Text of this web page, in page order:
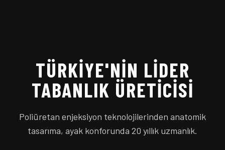
TÜRKIYE'NIN LIDER
TABANLIK ÜRETICISI
Poliüretan enjeksiyon teknolojilerinden anatomik
tasarıma, ayak konforunda 20 yıllık uzmanlık.